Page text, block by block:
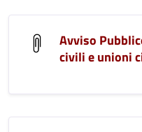
Avviso
civili e unioni